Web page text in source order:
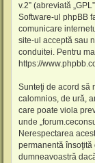
v.2” (abreviată
Software-ul phpBB
comunicare
site-ul acceptă sau
conduitei. Pentru
https://
Sunteţi de acord să
calomnios, de ură,
care poate viola
unde
Nerespectarea
permanentă însoţită
dumneavoastră